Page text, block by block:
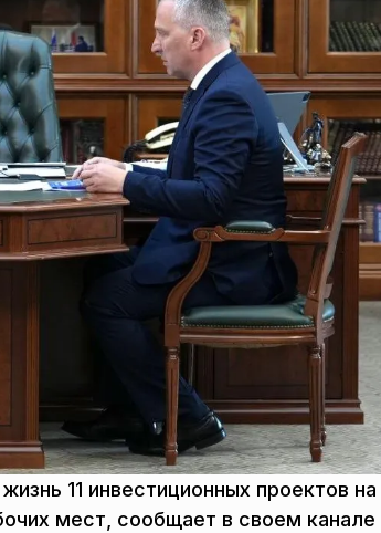
11 инвестиционных проектов
мест, сообщает в своем канале